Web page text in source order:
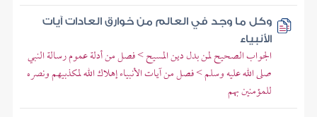
وكل ما وجد في العالم من خوارق العادات آيات
الأنبياء
الجواب الصحيح لمن بدل دين المسيح > فصل من أدلة عموم رسالة النبي
صلى الله عليه وسلم > فصل من آيات الأنبياء إهلاك الله لمكذبيهم ونصره
للمؤمنين بهم